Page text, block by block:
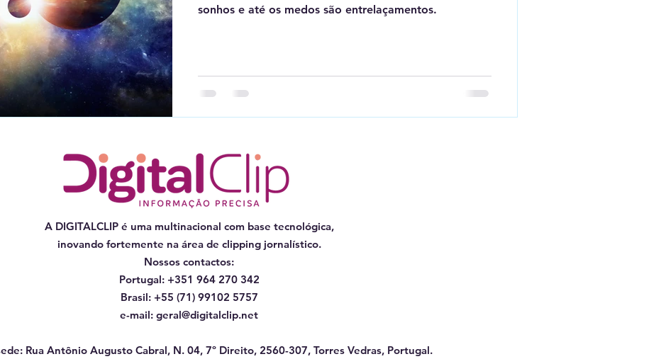
sonhos e até os medos são entrelaçamentos.
A DIGITALCLIP é uma multinacional com base tecnológica,
inovando fortemente na área de clipping jornalístico.
Nossos contactos:
Portugal: +351 964 270 342
Brasil: +55 (71) 99102 5757
e-mail: geral@digitalclip.net
Rua Antônio Augusto Cabral, N. 04, 7º Direito, 2560-307, Torres Vedras, Portugal.